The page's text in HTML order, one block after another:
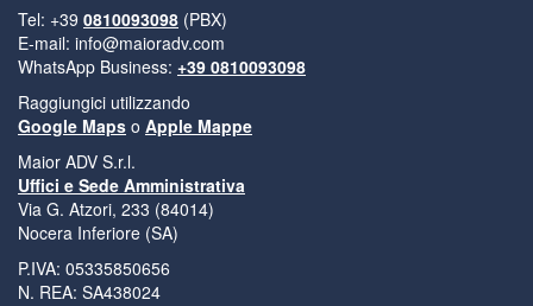
Tel: +39 0810093098 (PBX)
E-mail: info@maioradv.com
WhatsApp Business: +39 0810093098
Raggiungici utilizzando
Google Maps o Apple Mappe
Maior ADV S.r.l.
Uffici e Sede Amministrativa
Via G. Atzori, 233 (84014)
Nocera Inferiore (SA)
P.IVA: 05335850656
N. REA: SA438024